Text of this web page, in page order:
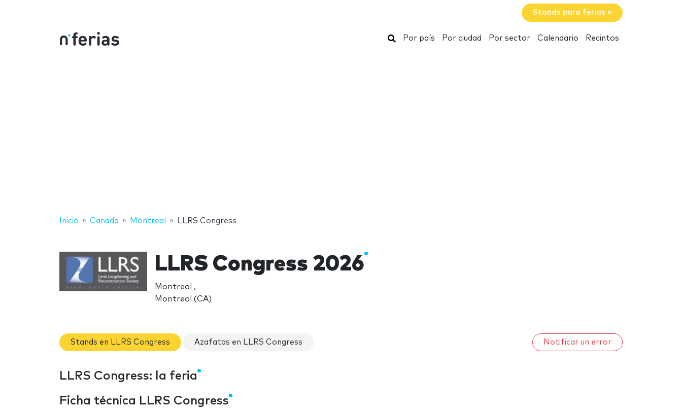
Stands para ferias »
Buscar
Por país Por ciudad Por sector Calendario Recintos
Inicio Canada Montreal LLRS Congress
LLRS Congress 2026
Montreal ,
Montreal (CA)
Stands en LLRS Congress Azafatas en LLRS Congress Notificar un error
LLRS Congress: la feria
Ficha técnica LLRS Congress